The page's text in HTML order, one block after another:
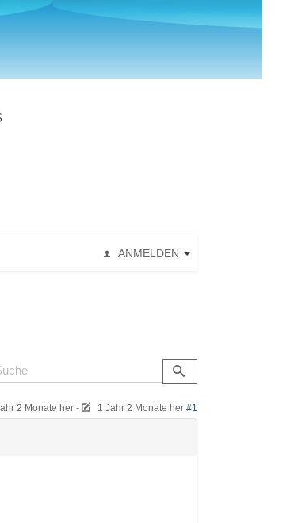
ANMELDEN
2 Monate her- 1 Jahr 2 Monate her #1